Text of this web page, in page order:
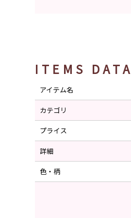
ITEMS DATA
アイテム名
カテゴリ
プライス
詳細
色・柄